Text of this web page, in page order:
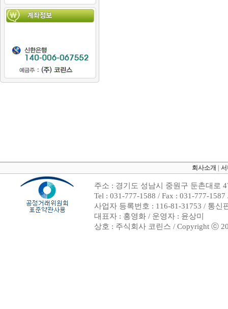
회사소개
주소 : 경기도 성남시 중원구 둔촌대로
Tel : 031-777-1588 / Fax : 031-777-
사업자 등록번호 : 116-81-31753 / 통신
대표자 : 홍영화 / 운영자 : 윤상미
상호 : 주식회사 코린스 / Copyright ⓒ